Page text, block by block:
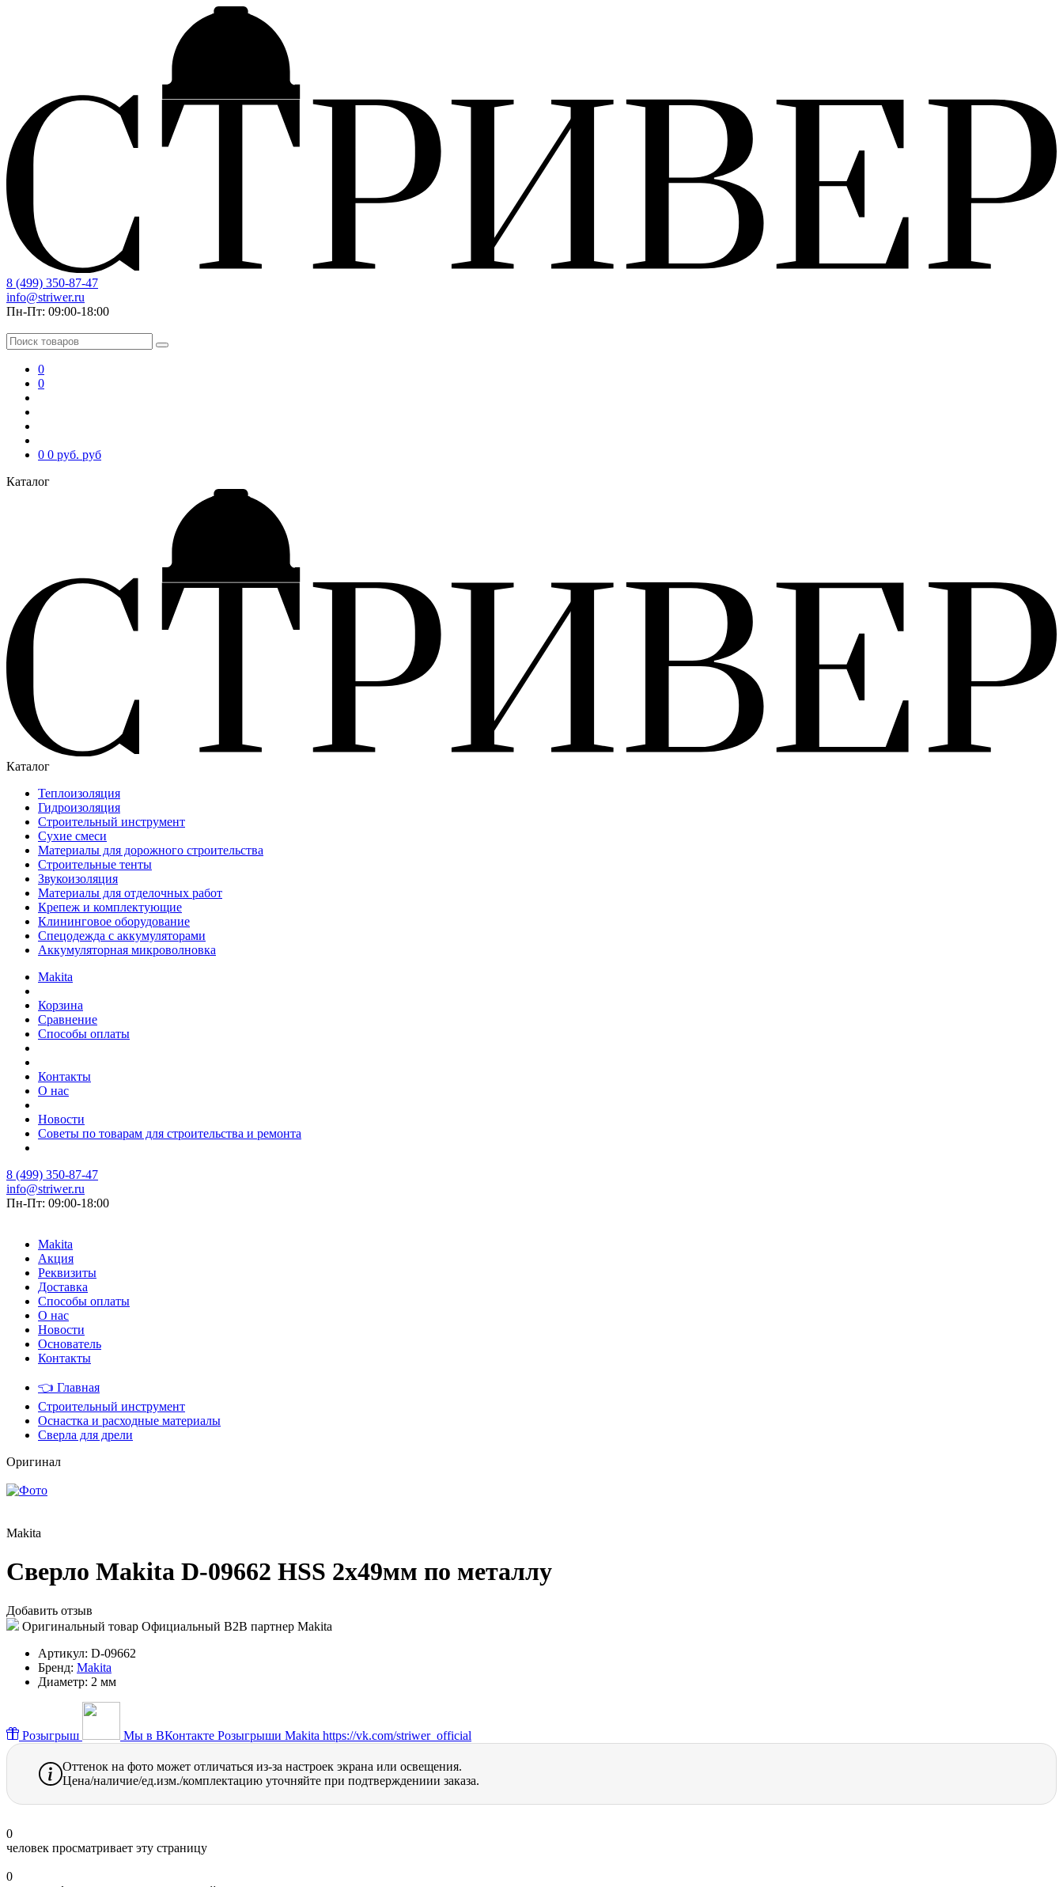
8 (499) 350-87-47
info@striwer.ru
Пн-Пт: 09:00-18:00
0
0
0 0 руб. руб
Каталог
Каталог
Теплоизоляция
Гидроизоляция
Строительный инструмент
Сухие смеси
Материалы для дорожного строительства
Строительные тенты
Звукоизоляция
Материалы для отделочных работ
Крепеж и комплектующие
Клининговое оборудование
Спецодежда с аккумуляторами
Аккумуляторная микроволновка
Makita
Корзина
Сравнение
Способы оплаты
Контакты
О нас
Новости
Советы по товарам для строительства и ремонта
8 (499) 350-87-47
info@striwer.ru
Пн-Пт: 09:00-18:00
Makita
Акция
Реквизиты
Доставка
Способы оплаты
О нас
Новости
Основатель
Контакты
👈 Главная
Строительный инструмент
Оснастка и расходные материалы
Сверла для дрели
Оригинал
Makita
Сверло Makita D-09662 HSS 2х49мм по металлу
Добавить отзыв
Оригинальный товар Официальный B2B партнер Makita
Артикул: D-09662
Бренд: Makita
Диаметр: 2 мм
Розыгрыш Мы в ВКонтакте Розыгрыши Makita https://vk.com/striwer_official
Оттенок на фото может отличаться из-за настроек экрана или освещения.
Цена/наличие/ед.изм./комплектацию уточняйте при подтверждениии заказа.
0
человек просматривает эту страницу
0